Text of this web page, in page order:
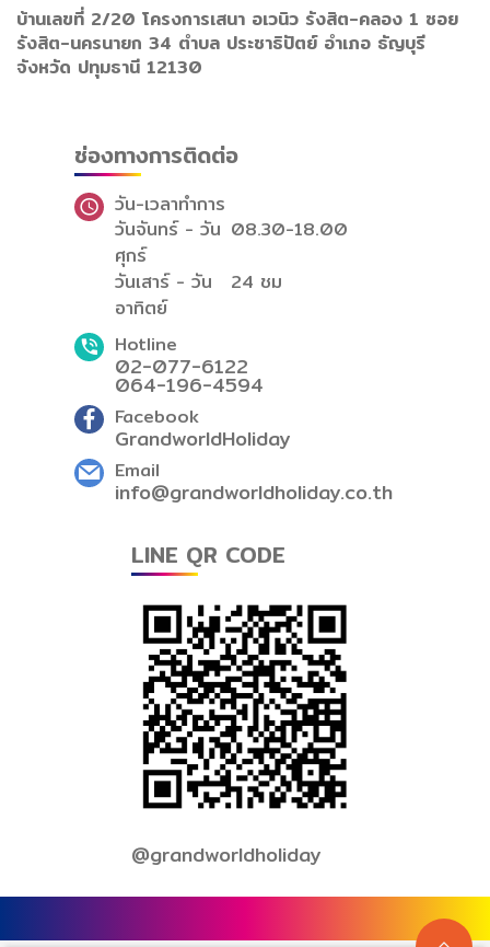
บ้านเลขที่ 2/20 โครงการเสนา อเวนิว รังสิต-คลอง 1 ซอย
รังสิต-นครนายก 34 ตำบล ประชาธิปัตย์ อำเภอ ธัญบุรี
จังหวัด ปทุมธานี 12130
ช่องทางการติดต่อ
วัน-เวลาทำการ
วันจันทร์ - วัน
ศุกร์
08.30-18.00
วันเสาร์ - วัน
อาทิตย์
24 ชม
Hotline
02-077-6122
064-196-4594
Facebook
GrandworldHoliday
Email
info@grandworldholiday.co.th
LINE QR CODE
@grandworldholiday